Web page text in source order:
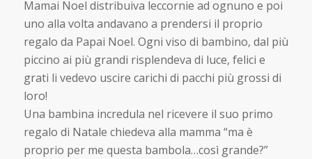
Mamai Noel distribuiva leccornie ad ognuno e poi
uno alla volta andavano a prendersi il proprio
regalo da Papai Noel. Ogni viso di bambino, dal più
piccino ai più grandi risplendeva di luce, felici e
grati li vedevo uscire carichi di pacchi più grossi di
loro!
Una bambina incredula nel ricevere il suo primo
regalo di Natale chiedeva alla mamma “ma è
proprio per me questa bambola…così grande?”